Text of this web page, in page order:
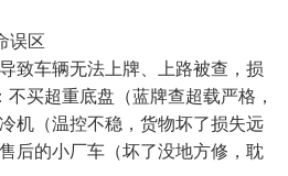
误区
致车辆无法上牌、上路被查，损
买超重底盘（蓝牌查超载严格，
机（温控不稳，货物坏了损失远
后的小厂车（坏了没地方修，耽